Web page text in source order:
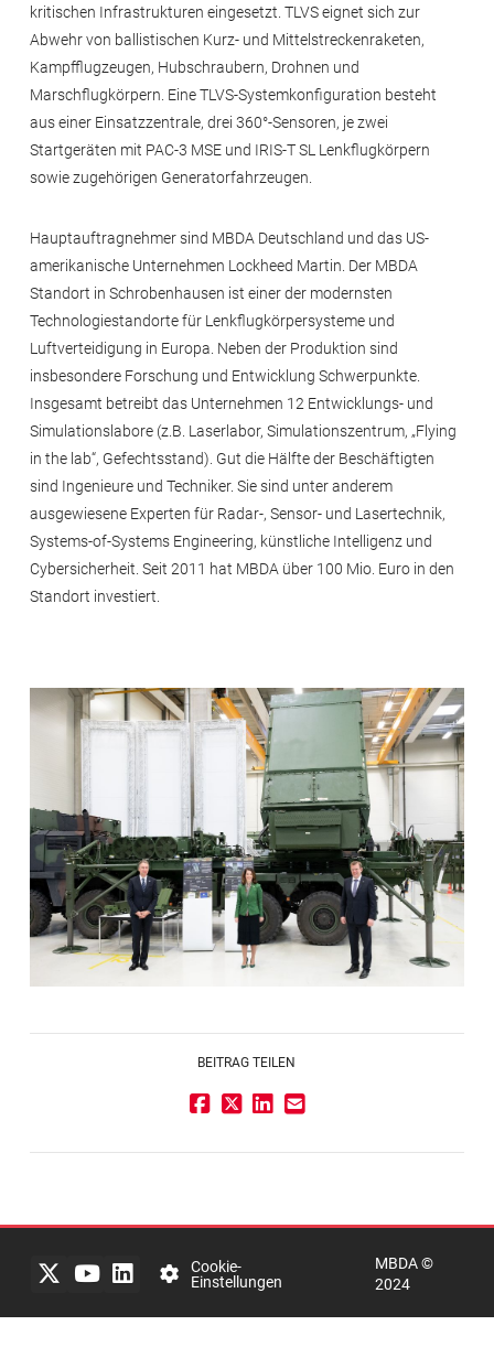
kritischen Infrastrukturen eingesetzt. TLVS eignet sich zur
Abwehr von ballistischen Kurz- und Mittelstreckenraketen,
Kampfflugzeugen, Hubschraubern, Drohnen und
Marschflugkörpern. Eine TLVS-Systemkonfiguration besteht
aus einer Einsatzzentrale, drei 360°-Sensoren, je zwei
Startgeräten mit PAC-3 MSE und IRIS-T SL Lenkflugkörpern
sowie zugehörigen Generatorfahrzeugen.
Hauptauftragnehmer sind MBDA Deutschland und das US-
amerikanische Unternehmen Lockheed Martin. Der MBDA
Standort in Schrobenhausen ist einer der modernsten
Technologiestandorte für Lenkflugkörpersysteme und
Luftverteidigung in Europa. Neben der Produktion sind
insbesondere Forschung und Entwicklung Schwerpunkte.
Insgesamt betreibt das Unternehmen 12 Entwicklungs- und
Simulationslabore (z.B. Laserlabor, Simulationszentrum, „Flying
in the lab“, Gefechtsstand). Gut die Hälfte der Beschäftigten
sind Ingenieure und Techniker. Sie sind unter anderem
ausgewiesene Experten für Radar-, Sensor- und Lasertechnik,
Systems-of-Systems Engineering, künstliche Intelligenz und
Cybersicherheit. Seit 2011 hat MBDA über 100 Mio. Euro in den
Standort investiert.
BEITRAG TEILEN
Datenschutzerklärung
mbda-
Cookie-
Einstellungen
MBDA ©
2024